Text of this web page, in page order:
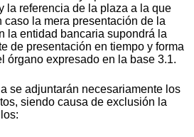
la referencia de la plaza a la que
caso la mera presentación de la
la entidad bancaria supondrá la
de presentación en tiempo y forma
órgano expresado en la base 3.1.
se adjuntarán necesariamente los
siendo causa de exclusión la